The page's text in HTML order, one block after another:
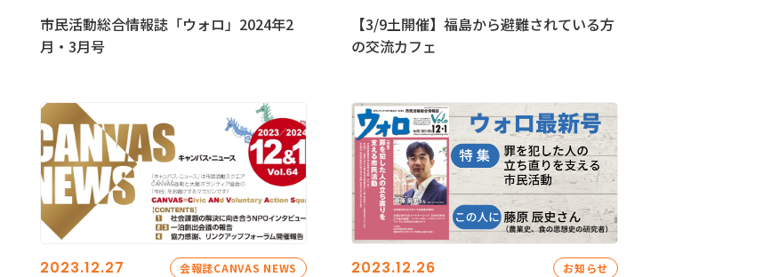
市民活動総合情報誌「ウォロ」2024年2
月・3月号
【3/9土開催】福島から避難されている方
の交流カフェ
2023.12.27 会報誌CANVAS NEWS 2023.12.26 お知らせ